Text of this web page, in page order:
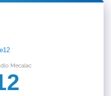
Mecalac